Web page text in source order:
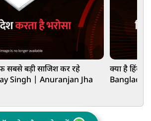
सबसे बड़ी साजिश कर रहे
Singh | Anuranjan Jha
क्या है हिंदुओं